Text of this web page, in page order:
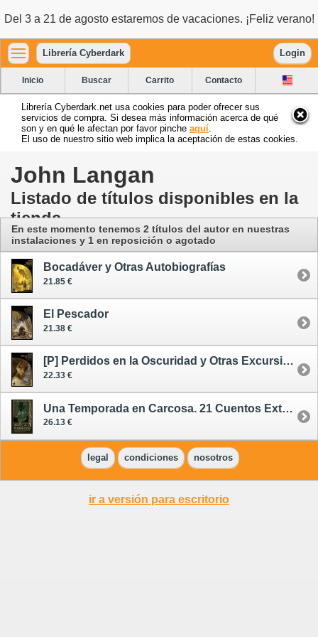
Del 3 a 21 de agosto estaremos de vacaciones. ¡Feliz verano!
Librería Cyberdark Login
Inicio Buscar Carrito Contacto
Librería Cyberdark.net usa cookies para poder ofrecer sus
servicios de compra. Si desea más información acerca de qué
son y en qué le afectan por favor pinche aquí
El uso de nuestro sitio web implica la aceptación de estas cookies.
John Langan
Listado de títulos disponibles en la
tienda
En este momento tenemos 2 títulos del autoren nuestras
instalaciones y 1 en reposición o agotado
Bocadáver y Otras Autobiografías
21.85 €
El Pescador
21.38 €
[P] Perdidos en la Oscuridad y Otras Excursiones - preventa 14/09/26
22.33 €
Una Temporada en Carcosa. 21 Cuentos Extraños en Torno al Rey de Amarillo
26.13 €
legal condiciones nosotros
ir a versión para escritorio